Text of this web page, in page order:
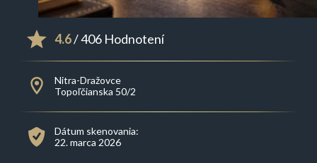
4.6/ 406 Hodnotení
Nitra-Dražovce
Topoľčianska 50/2
Dátum skenovania:
22. marca 2026